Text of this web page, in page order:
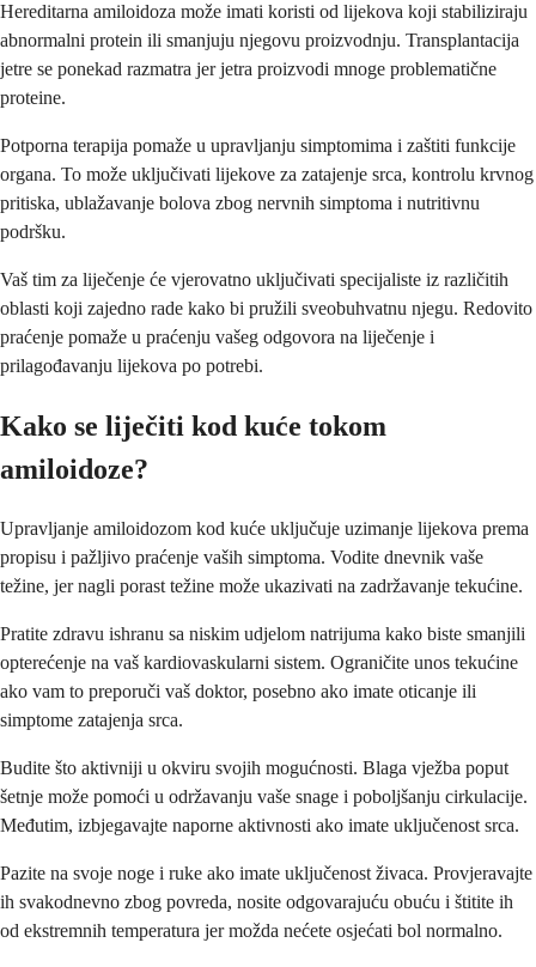
Hereditarna amiloidoza može imati koristi od lijekova koji stabiliziraju
abnormalni protein ili smanjuju njegovu proizvodnju. Transplantacija
jetre se ponekad razmatra jer jetra proizvodi mnoge problematične
proteine.
Potporna terapija pomaže u upravljanju simptomima i zaštiti funkcije
organa. To može uključivati lijekove za zatajenje srca, kontrolu krvnog
pritiska, ublažavanje bolova zbog nervnih simptoma i nutritivnu
podršku.
Vaš tim za liječenje će vjerovatno uključivati specijaliste iz različitih
oblasti koji zajedno rade kako bi pružili sveobuhvatnu njegu. Redovito
praćenje pomaže u praćenju vašeg odgovora na liječenje i
prilagođavanju lijekova po potrebi.
Kako se liječiti kod kuće tokom
amiloidoze?
Upravljanje amiloidozom kod kuće uključuje uzimanje lijekova prema
propisu i pažljivo praćenje vaših simptoma. Vodite dnevnik vaše
težine, jer nagli porast težine može ukazivati na zadržavanje tekućine.
Pratite zdravu ishranu sa niskim udjelom natrijuma kako biste smanjili
opterećenje na vaš kardiovaskularni sistem. Ograničite unos tekućine
ako vam to preporuči vaš doktor, posebno ako imate oticanje ili
simptome zatajenja srca.
Budite što aktivniji u okviru svojih mogućnosti. Blaga vježba poput
šetnje može pomoći u održavanju vaše snage i poboljšanju cirkulacije.
Međutim, izbjegavajte naporne aktivnosti ako imate uključenost srca.
Pazite na svoje noge i ruke ako imate uključenost živaca. Provjeravajte
ih svakodnevno zbog povreda, nosite odgovarajuću obuću i štitite ih
od ekstremnih temperatura jer možda nećete osjećati bol normalno.